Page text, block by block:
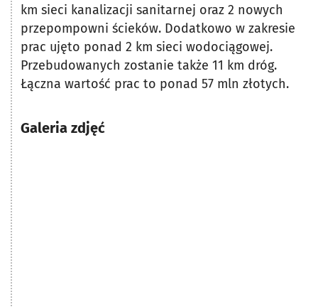
km sieci kanalizacji sanitarnej oraz 2 nowych
przepompowni ścieków. Dodatkowo w zakresie
prac ujęto ponad 2 km sieci wodociągowej.
Przebudowanych zostanie także 11 km dróg.
Łączna wartość prac to ponad 57 mln złotych.
Galeria zdjęć